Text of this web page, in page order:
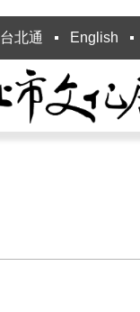
台北通 English